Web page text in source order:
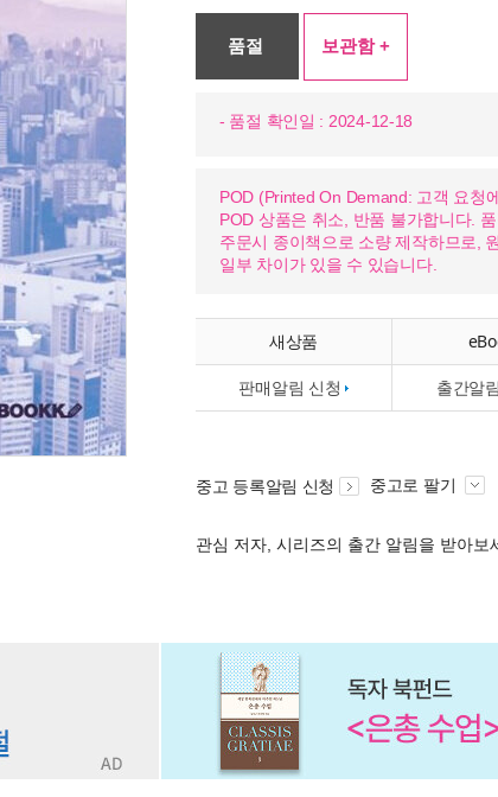
품절 보관함 +
- 품절 확인일 : 2024-12-18
POD (Printed On Demand: 고객 요청
POD 상품은 취소, 반품 불가합니다.
주문시 종이책으로 소량 제작하므로,
일부 차이가 있을 수 있습니다.
새상품
판매알림 신청 출간알
중고 등록알림 신청 중고로 팔기
관심 저자, 시리즈의 출간 알림을 받아보